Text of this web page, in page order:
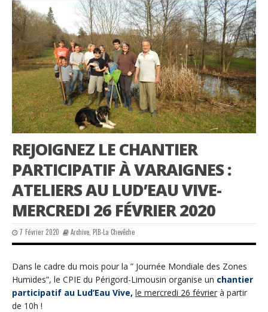
REJOIGNEZ LE CHANTIER
PARTICIPATIF À VARAIGNES :
ATELIERS AU LUD’EAU VIVE-
MERCREDI 26 FÉVRIER 2020
7 Février 2020 Archive,PIB-La Chevêche
Dans le cadre du mois pour la ” Journée Mondiale des Zones
Humides”, le CPIE du Périgord-Limousin organise un chantier
participatif au Lud’Eau Vive, le mercredi 26 février à partir
de 10h !